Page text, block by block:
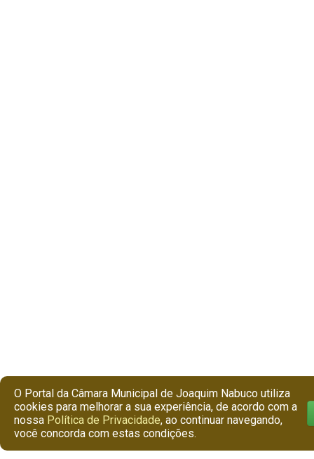
O Portal da Câmara Municipal de Joaquim Nabuco utiliza
cookies para melhorar a sua experiência, de acordo com a
nossa Política de Privacidade, ao continuar navegando,
você concorda com estas condições.